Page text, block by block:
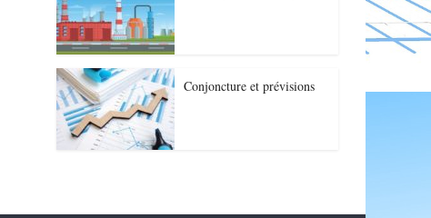
Conjoncture et prévisions